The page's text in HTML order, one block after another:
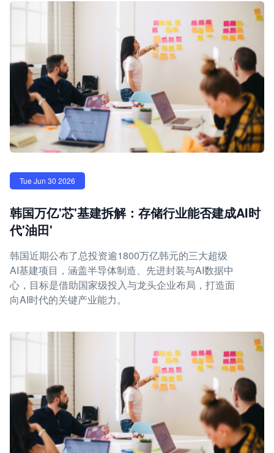
Tue Jun 30 2026
韩国万亿'芯'基建拆解：存储行业能否建成AI时
代'油田'
韩国近期公布了总投资逾1800万亿韩元的三大超级
AI基建项目，涵盖半导体制造、先进封装与AI数据中
心，目标是借助国家级投入与龙头企业布局，打造面
向AI时代的关键产业能力。